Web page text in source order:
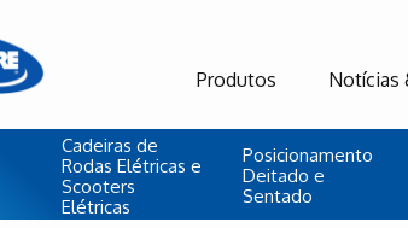
Produtos
Cadeiras de
Rodas Elétricas e
Scooters
Elétricas
Posicionamento
Deitado e
Sentado
Notícias